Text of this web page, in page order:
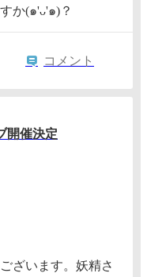
か(๑'ᴗ'๑)？
コメント
開催決定
ざいます。妖精さ